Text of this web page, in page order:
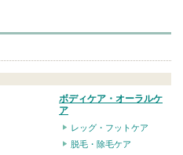
ボディケア・オーラルケ
ア
レッグ・フットケア
脱毛・除毛ケア